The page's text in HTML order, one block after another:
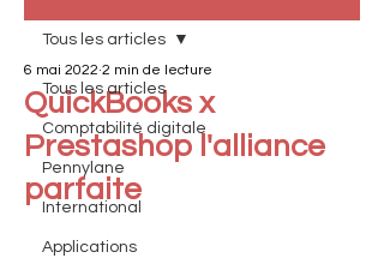
Tous les articles
Comptabilité digitale
Pennylane
International
Applications
Tous les articles
QuickBooks x
Prestashop l'alliance
parfaite
6 mai 2022 2 min de lecture